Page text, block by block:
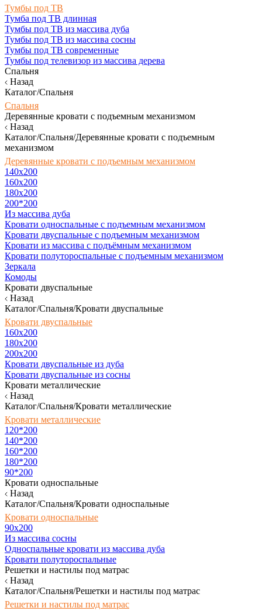
Тумбы под ТВ
Тумба под ТВ длинная
Тумбы под ТВ из массива дуба
Тумбы под ТВ из массива сосны
Тумбы под ТВ современные
Тумбы под телевизор из массива дерева
Спальня
Назад
Каталог/Спальня
Спальня
Деревянные кровати с подъемным механизмом
Назад
Каталог/Спальня/Деревянные кровати с подъемным
механизмом
Деревянные кровати с подъемным механизмом
140x200
160х200
180х200
200*200
Из массива дуба
Кровати односпальные с подъемным механизмом
Кровати двуспальные с подъемным механизмом
Кровати из массива с подъёмным механизмом
Кровати полутороспальные с подъемным механизмом
Зеркала
Комоды
Кровати двуспальные
Назад
Каталог/Спальня/Кровати двуспальные
Кровати двуспальные
160х200
180x200
200x200
Кровати двуспальные из дуба
Кровати двуспальные из сосны
Кровати металлические
Назад
Каталог/Спальня/Кровати металлические
Кровати металлические
120*200
140*200
160*200
180*200
90*200
Кровати односпальные
Назад
Каталог/Спальня/Кровати односпальные
Кровати односпальные
90х200
Из массива сосны
Односпальные кровати из массива дуба
Кровати полутороспальные
Решетки и настилы под матрас
Назад
Каталог/Спальня/Решетки и настилы под матрас
Решетки и настилы под матрас